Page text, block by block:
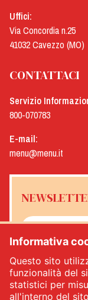
Uffici:
Via Concordia n.25
41032 Cavezzo (MO)
CONTATTACI
Servizio
800-070783
E-mail:
menu@menu.it
Sì, desidero
Informativa
Questo sito
funzionalità del
statistici per
all'interno del